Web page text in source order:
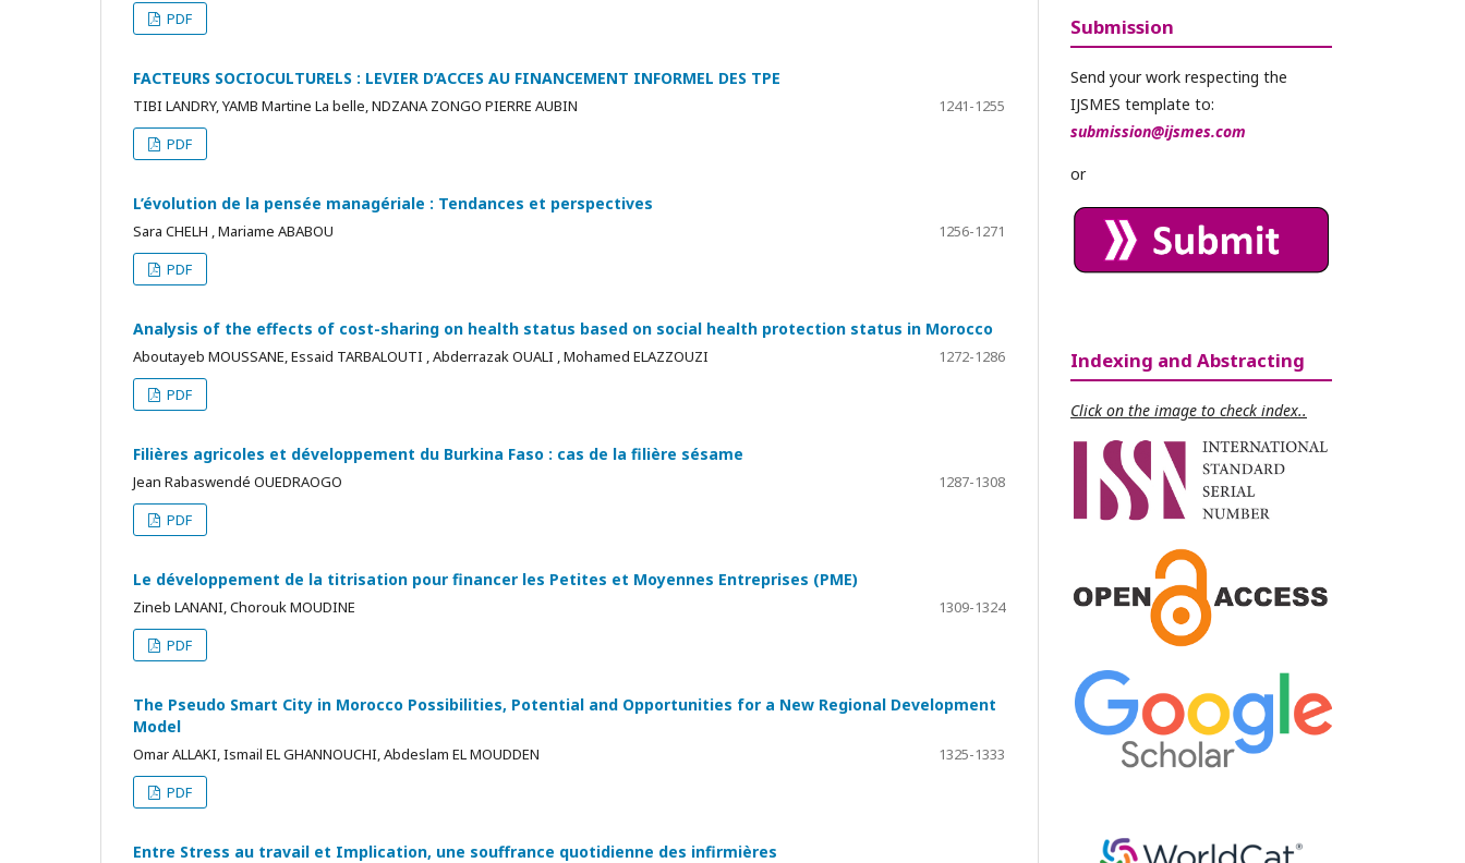
PDF
FACTEURS SOCIOCULTURELS : LEVIER D’ACCES AU FINANCEMENT INFORMEL DES TPE
TIBI LANDRY, YAMB Martine La belle, NDZANA ZONGO PIERRE AUBIN
1241-1255
PDF
L’évolution de la pensée managériale : Tendances et perspectives
Sara CHELH , Mariame ABABOU
1256-1271
PDF
Analysis of the effects of cost-sharing on health status based on social health protection status in Morocco
Aboutayeb MOUSSANE, Essaid TARBALOUTI , Abderrazak OUALI , Mohamed ELAZZOUZI
1272-1286
PDF
Filières agricoles et développement du Burkina Faso : cas de la filière sésame
Jean Rabaswendé OUEDRAOGO
1287-1308
PDF
Le développement de la titrisation pour financer les Petites et Moyennes Entreprises (PME)
Zineb LANANI, Chorouk MOUDINE
1309-1324
PDF
The Pseudo Smart City in Morocco Possibilities, Potential and Opportunities for a New Regional Development
Model
Omar ALLAKI, Ismail EL GHANNOUCHI, Abdeslam EL MOUDDEN
1325-1333
PDF
Entre Stress au travail et Implication, une souffrance quotidienne des infirmières
Submission
Send your work respecting the
IJSMES template to:
submission@ijsmes.com
or
Indexing and Abstracting
Click on the image to check index..